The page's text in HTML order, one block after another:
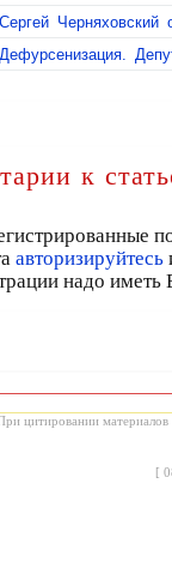
Сергей Черняховский
Дефурсенизация.
к
авторизируйтесь
надо
цитировании материалов
[